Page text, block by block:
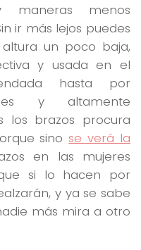
menos
ir más lejos puedes
un poco baja,
y usada en el
hasta por
y altamente
los brazos procura
sinose verá la
en las mujeres
si lo hacen por
y ya se sabe
más mira a otro